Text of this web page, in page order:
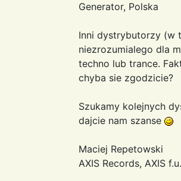
Generator, Polska
Inni dystrybutorzy (w
niezrozumialego dla
techno lub trance.
chyba sie zgodzicie?
Szukamy kolejnych
dajcie nam szanse
Maciej Repetowski
AXIS Records, AXIS